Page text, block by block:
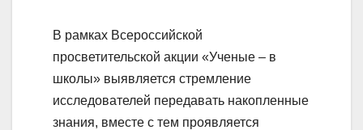
В рамках Всероссийской
просветительской акции «Ученые – в
школы» выявляется стремление
исследователей передавать накопленные
знания, вместе с тем проявляется